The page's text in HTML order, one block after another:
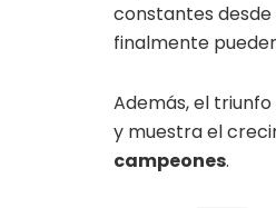
constantes desde
finalmente
Además, el
y muestra el
campeones.